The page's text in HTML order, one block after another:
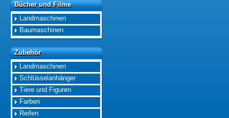
Bücher und Filme
Bücher und Filme
Landmaschinen
Baumaschinen
Zubehör
Zubehör
Landmaschinen
Schlüsselanhänger
Tiere und Figuren
Farben
Reifen